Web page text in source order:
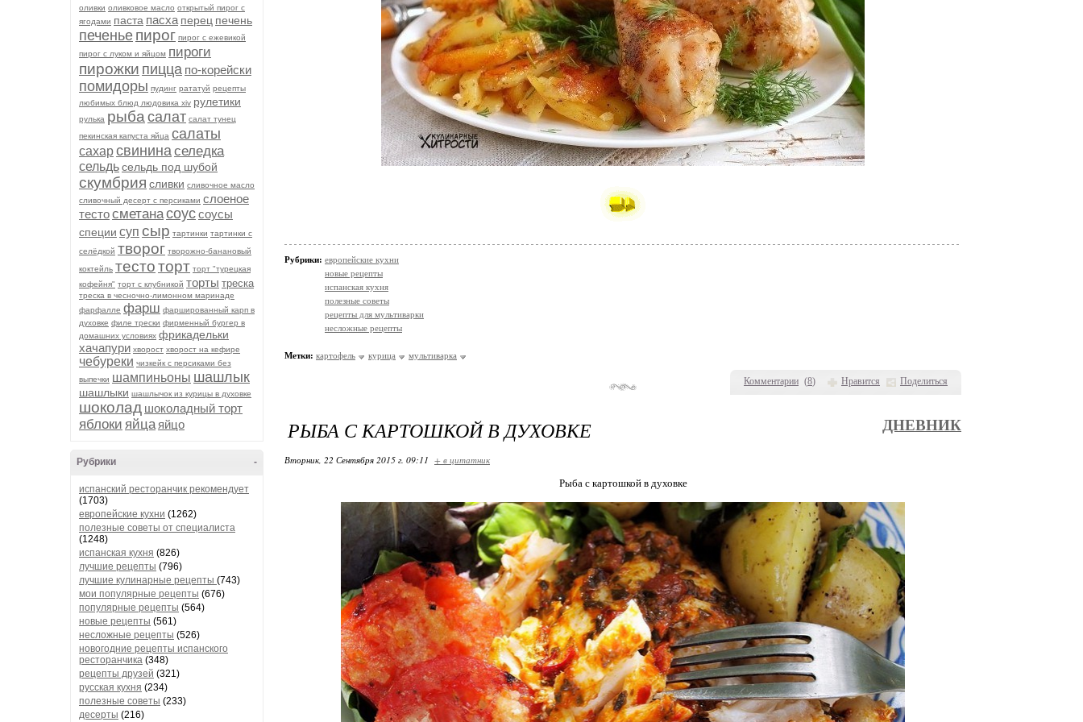
оливки оливковое масло открытый пирог с
ягодами паста пасха перец печень
печенье пирог пирог с ежевикой
пирог с луком и яйцом пироги
пирожки пицца по-корейски
помидоры пудинг рататуй рецепты
любимых блюд людовика xiv рулетики
рулька рыба салат салат тунец
пекинская капуста яйца салаты
сахарсвининаселедка
сельдьсельдь под шубой
скумбрия сливки сливочное масло
сливочный десерт с персиками слоеное
тестосметанасоуссоусы
специи суп сыр тартинки тартинки с
селёдкой творог творожно-банановый
коктейль тестоторт торт "турецкая
кофейня" торт с клубникой торты треска
треска в чесночно-лимонном маринаде
фарфалле фарш фаршированный карп в
духовке филе трески фирменный бургер в
домашних условиях фрикадельки
хачапури хворост хворост на кефире
чебуреки чизкейк с персиками без
выпечки шампиньоны шашлык
шашлыки шашлычок из курицы в духовке
шоколад шоколадный торт
яблоки яйца яйцо
-
Рубрики
испанский ресторанчик рекомендует
(1703)
европейские кухни (1262)
полезные советы от специалиста
(1248)
испанская кухня (826)
лучшие рецепты (796)
лучшие кулинарные рецепты (743)
мои популярные рецепты (676)
популярные рецепты (564)
новые рецепты (561)
несложные рецепты (526)
новогодние рецепты испанского
ресторанчика (348)
рецепты друзей (321)
русская кухня (234)
полезные советы (233)
десерты (216)
Комментарии (8) Нравится Поделиться
Рубрики: европейские кухни
новые рецепты
испанская кухня
полезные советы
рецепты для мультиварки
несложные рецепты
Метки: картофель курица мультиварка
РЫБА С КАРТОШКОЙ В ДУХОВКЕ ДНЕВНИК
Вторник, 22 Сентября 2015 г. 09:11 + в цитатник
Рыба с картошкой в духовке